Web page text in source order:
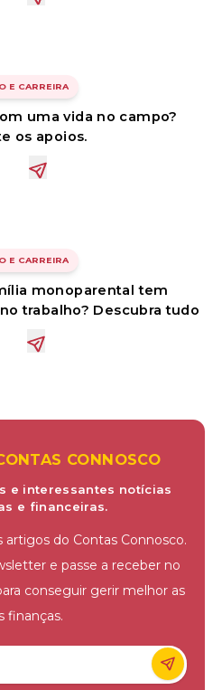
E CARREIRA
uma vida no campo?
os apoios.
E CARREIRA
monoparental tem
trabalho? Descubra tudo
CONNOSCO
e interessantes notícias
e financeiras.
do Contas Connosco.
e passe a receber no
conseguir gerir melhor as
finanças.